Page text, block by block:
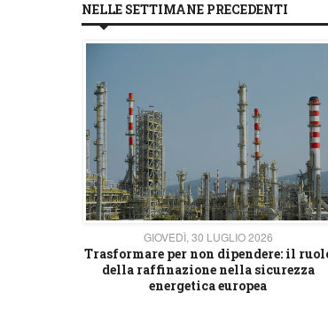
NELLE SETTIMANE PRECEDENTI
GIOVEDÌ, 30 LUGLIO 2026
Trasformare per non dipendere: il
della raffinazione nella sicurezza
energetica europea